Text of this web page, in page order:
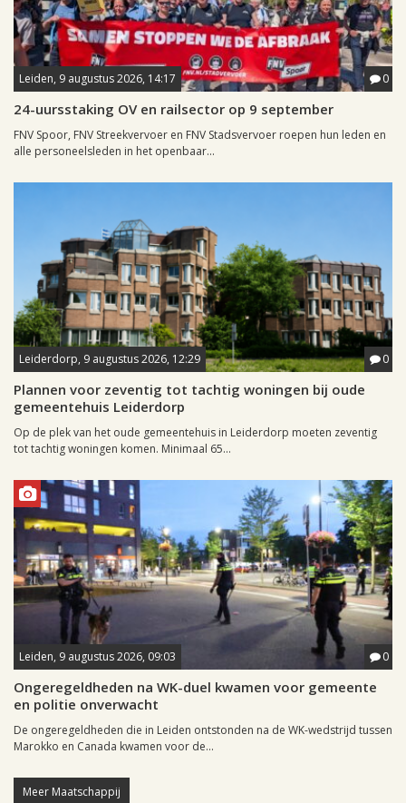
Leiden, 9 augustus 2026, 14:17 0
24-uursstaking OV en railsector op 9 september
FNV Spoor, FNV Streekvervoer en FNV Stadsvervoer roepen hun leden en
alle personeelsleden in het openbaar...
Leiderdorp, 9 augustus 2026, 12:29 0
Plannen voor zeventig tot tachtig woningen bij oude
gemeentehuis Leiderdorp
Op de plek van het oude gemeentehuis in Leiderdorp moeten zeventig
tot tachtig woningen komen. Minimaal 65...
Leiden, 9 augustus 2026, 09:03 0
Ongeregeldheden na WK-duel kwamen voor gemeente
en politie onverwacht
De ongeregeldheden die in Leiden ontstonden na de WK-wedstrijd tussen
Marokko en Canada kwamen voor de...
Meer Maatschappij